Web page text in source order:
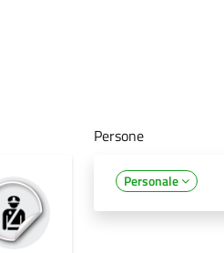
Persone
Personale